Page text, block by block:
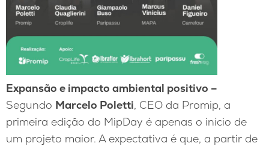
Expansão e impacto ambiental positivo –
Segundo Marcelo Poletti, CEO da Promip, a
primeira edição do MipDay é apenas o início de
um projeto maior. A expectativa é que, a partir de